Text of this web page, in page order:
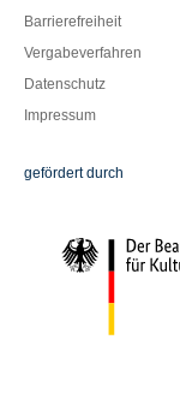
Barrierefreiheit
Vergabeverfahren
Datenschutz
Impressum
gefördert durch